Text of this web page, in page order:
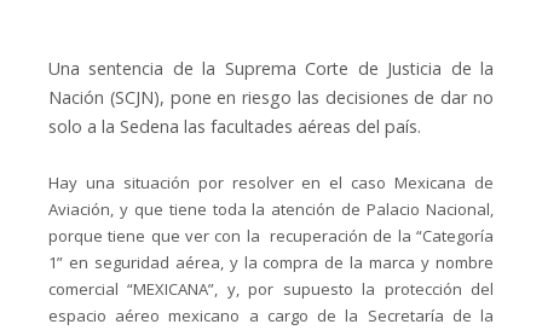
Una sentencia de la Suprema Corte de Justicia de la
Nación (SCJN), pone en riesgo las decisiones de dar no
solo a la Sedena las facultades aéreas del país.
Hay una situación por resolver en el caso Mexicana de
Aviación, y que tiene toda la atención de Palacio Nacional,
porque tiene que ver con la recuperación de la “Categoría
1” en seguridad aérea, y la compra de la marca y nombre
comercial “MEXICANA”, y, por supuesto la protección del
espacio aéreo mexicano a cargo de la Secretaría de la